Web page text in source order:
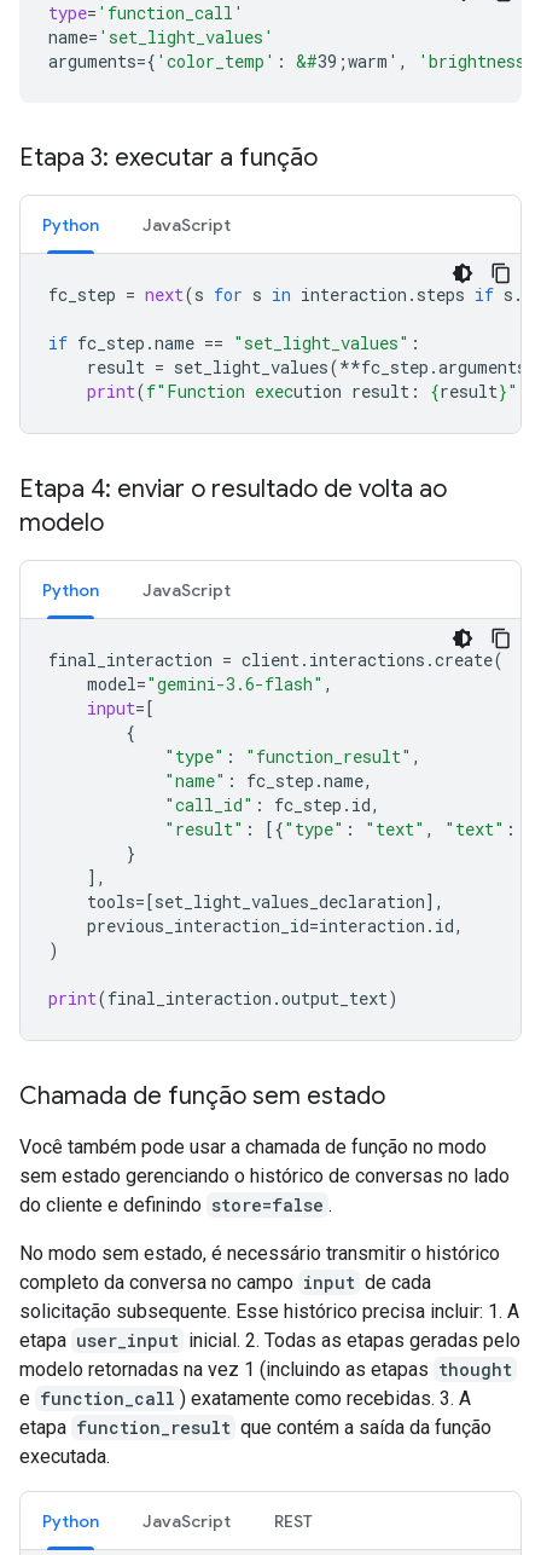
type= 'function_call'
name= 'set_light_values'
arguments={ 'color_temp' : &#39;warm' , 'brightness'
Etapa 3: executar a função
Python JavaScript
fc_step = next(s for s in interaction . steps if s .
if fc_step .name == "set_light_values" :
result = set_light_values(**fc_step .arguments
print(f"Function execution result: {result}"
Etapa 4: enviar o resultado de volta ao
modelo
Python JavaScript
final_interaction = client. interactions .create(
model="gemini-3.6-flash" ,
input= [
{
"type" : "function_result" ,
"name" : fc_step .name,
"call_id" : fc_step . id,
"result" : [{"type" : "text" , "text" :
}
],
tools= [set_light_values_declaration],
previous_interaction_id=interaction . id,
)
print(final_interaction .output_text)
Chamada de função sem estado
Você também pode usar a chamada de função no modo
sem estado gerenciando o histórico de conversas no lado
do cliente e definindo store=false .
No modo sem estado, é necessário transmitir o histórico
completo da conversa no campo input de cada
solicitação subsequente. Esse histórico precisa incluir: 1. A
etapa user_input inicial. 2. Todas as etapas geradas pelo
modelo retornadas na vez 1 (incluindo as etapas thought
e function_call ) exatamente como recebidas. 3. A
etapa function_result que contém a saída da função
executada.
Python JavaScript REST